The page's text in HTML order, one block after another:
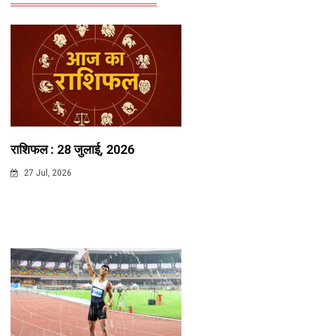
राशिफल : 28 जुलाई, 2026
27 Jul, 2026